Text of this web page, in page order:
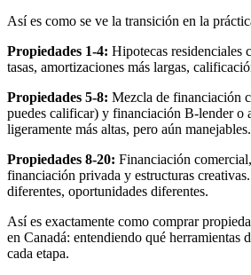
Así es como se ve la transición en la
Propiedades 1-4: Hipotecas residenciales
tasas, amortizaciones más largas,
Propiedades 5-8: Mezcla de financiación
puedes calificar) y financiación B-lender o
ligeramente más altas, pero aún manejables.
Propiedades 8-20: Financiación
financiación privada y estructuras
diferentes, oportunidades diferentes.
Así es exactamente como comprar
en Canadá: entendiendo qué herramientas
cada etapa.